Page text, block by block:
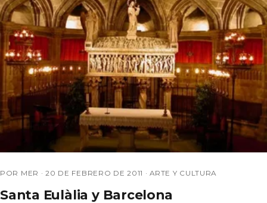
POR MER ·20 DE FEBRERO DE 2011 ·ARTE Y CULTURA
Santa Eulàlia y Barcelona